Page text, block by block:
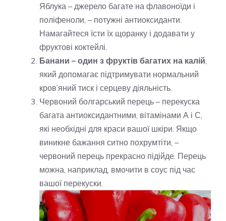
Яблука – джерело багате на флавоноїди і
поліфеноли, – потужні антиоксиданти.
Намагайтеся їсти їх щоранку і додавати у
фруктові коктейлі.
Банани – один з фруктів багатих на калій
який допомагає підтримувати нормальний
кров’яний тиск і серцеву діяльність.
Червоний болгарський перець – перекуска
багата антиоксидантними, вітамінами А і С,
які необхідні для краси вашої шкіри. Якщо
виникне бажання ситно похрумтіти, –
червоний перець прекрасно підійде. Перець
можна, наприклад, вмочити в соус під час
вашої перекуски.